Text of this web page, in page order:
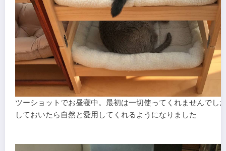
ツーショットでお昼寝中。最初は一切使ってくれませんでし
しておいたら自然と愛用してくれるようになりました